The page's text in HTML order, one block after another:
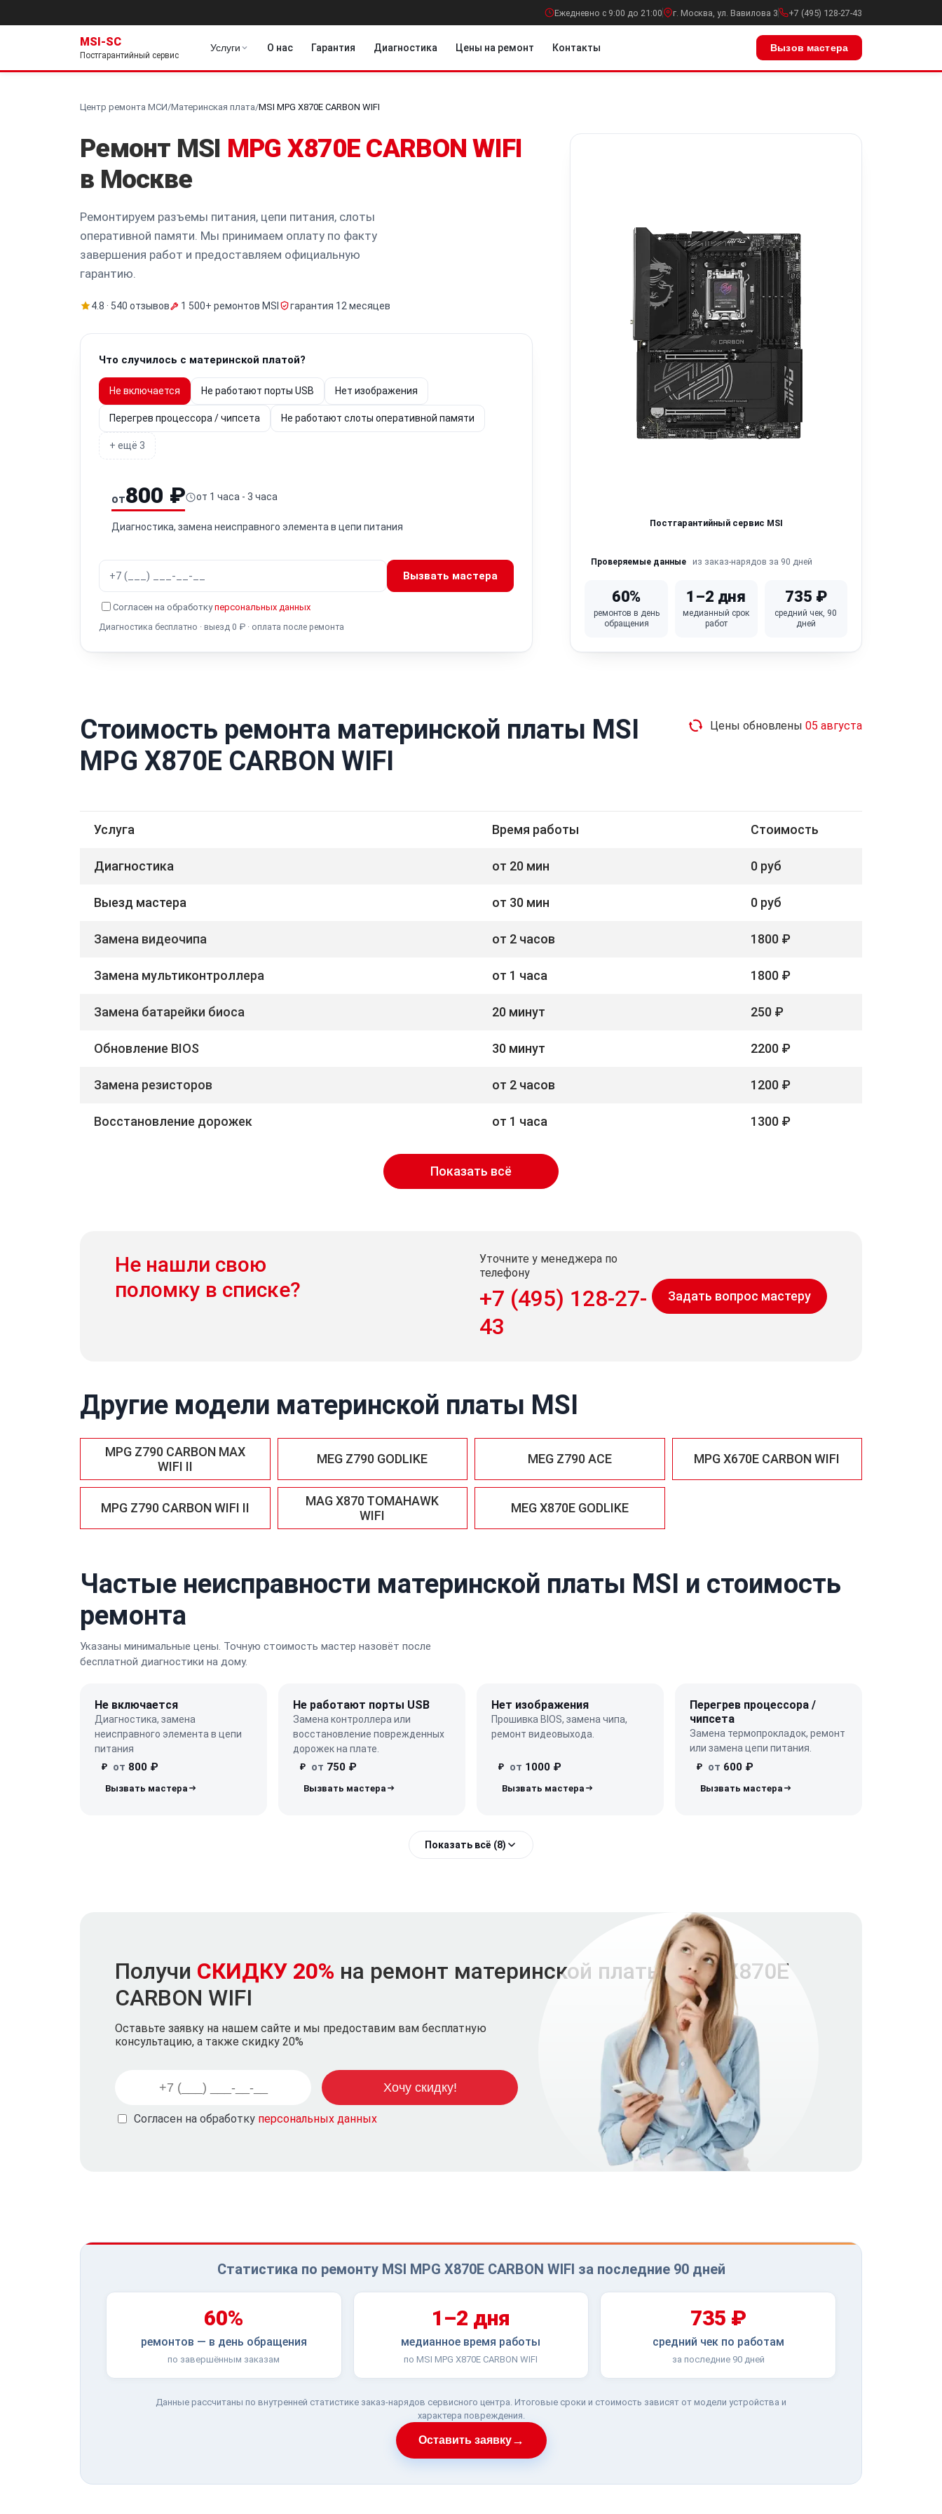
Ежедневно с 9:00 до 21:00 г. Москва, ул. Вавилова 3 +7 (495) 128-27-43
MSI-SC
Постгарантийный сервис
Услуги О нас Гарантия Диагностика Цены на ремонт Контакты Вызов мастера
Центр ремонта МСИ/Материнская плата/MSI MPG X870E CARBON WIFI
Ремонт MSI MPG X870E CARBON WIFI
в Москве
Ремонтируем разъемы питания, цепи питания, слоты
оперативной памяти. Мы принимаем оплату по факту
завершения работ и предоставляем официальную
гарантию.
4.8 · 540 отзывов 1 500+ ремонтов MSI гарантия 12 месяцев
Что случилось с материнской платой?
Не включается Не работают порты USB Нет изображения
Перегрев процессора / чипсета Не работают слоты оперативной памяти
+ ещё 3
от800 ₽ от 1 часа - 3 часа
Диагностика, замена неисправного элемента в цепи питания
Вызвать мастера
Согласен на обработкуперсональных данных
Диагностика бесплатно · выезд 0 ₽ · оплата после ремонта
Постгарантийный сервис MSI
Проверяемые данные из заказ-нарядов за 90 дней
60%
ремонтов в день
обращения
1–2 дня
медианный срок
работ
735 ₽
средний чек, 90
дней
Стоимость ремонта материнской платы MSI
MPG X870E CARBON WIFI
Цены обновлены 05 августа
Услуга Время работы Стоимость
Диагностика от 20 мин 0 руб
Выезд мастера от 30 мин 0 руб
Замена видеочипа от 2 часов 1800 ₽
Замена мультиконтроллера от 1 часа 1800 ₽
Замена батарейки биоса 20 минут 250 ₽
Обновление BIOS 30 минут 2200 ₽
Замена резисторов от 2 часов 1200 ₽
Восстановление дорожек от 1 часа 1300 ₽
Показать всё
Не нашли свою
поломку в списке?
Уточните у менеджера по
телефону
+7 (495) 128-27-
43
Задать вопрос мастеру
Другие модели материнской платы MSI
MPG Z790 CARBON MAX
WIFI II
MEG Z790 GODLIKE MEG Z790 ACE MPG X670E CARBON WIFI
MPG Z790 CARBON WIFI II
MAG X870 TOMAHAWK
WIFI
MEG X870E GODLIKE
Частые неисправности материнской платы MSI и стоимость
ремонта
Указаны минимальные цены. Точную стоимость мастер назовёт после
бесплатной диагностики на дому.
Не включается
Диагностика, замена
неисправного элемента в цепи
питания
₽ от 800 ₽
Не работают порты USB
Замена контроллера или
восстановление поврежденных
дорожек на плате.
₽ от 750 ₽
Нет изображения
Прошивка BIOS, замена чипа,
ремонт видеовыхода.
₽ от 1000 ₽
Перегрев процессора /
чипсета
Замена термопрокладок, ремонт
или замена цепи питания.
₽ от 600 ₽
Показать всё (8)
Получи СКИДКУ 20% на ремонт материнской платы MPG X870E
CARBON WIFI
Оставьте заявку на нашем сайте и мы предоставим вам бесплатную
консультацию, а также скидку 20%
Согласен на обработку персональных данных
Статистика по ремонту MSI MPG X870E CARBON WIFI за последние 90 дней
60%
ремонтов — в день обращения
по завершённым заказам
1–2 дня
медианное время работы
по MSI MPG X870E CARBON WIFI
735 ₽
средний чек по работам
за последние 90 дней
Данные рассчитаны по внутренней статистике заказ-нарядов сервисного центра. Итоговые сроки и стоимость зависят от модели устройства и
характера повреждения.
Оставить заявку→